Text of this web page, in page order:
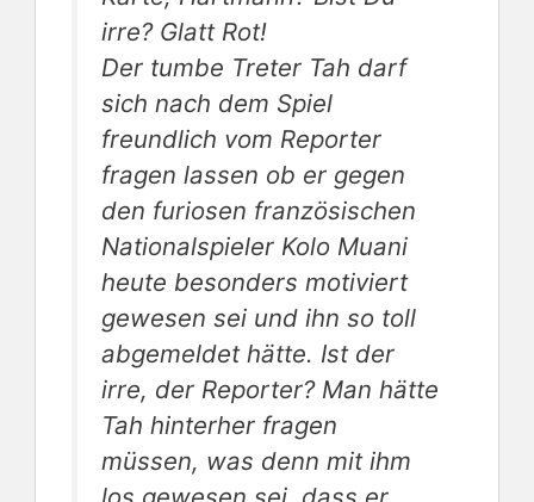
irre? Glatt Rot!
Der tumbe Treter Tah darf
sich nach dem Spiel
freundlich vom Reporter
fragen lassen ob er gegen
den furiosen französischen
Nationalspieler Kolo Muani
heute besonders motiviert
gewesen sei und ihn so toll
abgemeldet hätte. Ist der
irre, der Reporter? Man hätte
Tah hinterher fragen
müssen, was denn mit ihm